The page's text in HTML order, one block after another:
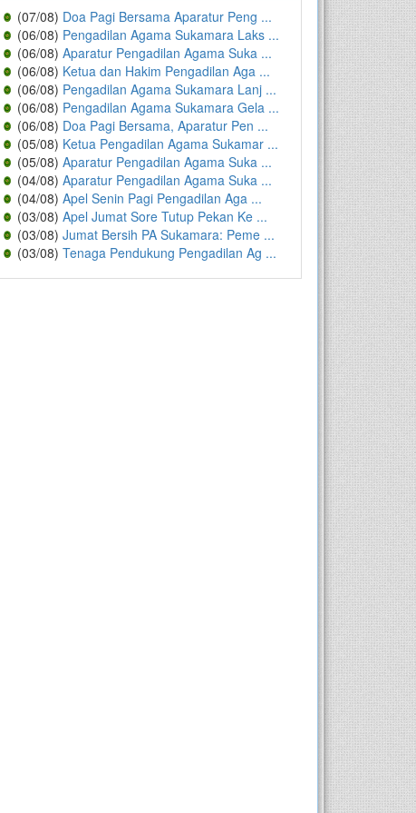
(07/08) Doa Pagi Bersama Aparatur Peng ...
(06/08) Pengadilan Agama Sukamara Laks ...
(06/08) Aparatur Pengadilan Agama Suka ...
(06/08) Ketua dan Hakim Pengadilan Aga ...
(06/08) Pengadilan Agama Sukamara Lanj ...
(06/08) Pengadilan Agama Sukamara Gela ...
(06/08) Doa Pagi Bersama, Aparatur Pen ...
(05/08) Ketua Pengadilan Agama Sukamar ...
(05/08) Aparatur Pengadilan Agama Suka ...
(04/08) Aparatur Pengadilan Agama Suka ...
(04/08) Apel Senin Pagi Pengadilan Aga ...
(03/08) Apel Jumat Sore Tutup Pekan Ke ...
(03/08) Jumat Bersih PA Sukamara: Peme ...
(03/08) Tenaga Pendukung Pengadilan Ag ...